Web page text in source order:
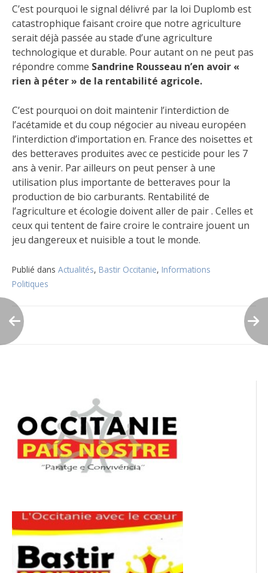
C’est pourquoi le signal délivré par la loi Duplomb est
catastrophique faisant croire que notre agriculture
serait déjà passée au stade d’une agriculture
technologique et durable. Pour autant on ne peut pas
répondre comme Sandrine Rousseau n’en avoir «
rien à péter » de la rentabilité agricole.
C’est pourquoi on doit maintenir l’interdiction de
l’acétamide et du coup négocier au niveau européen
l’interdiction d’importation en. France des noisettes et
des betteraves produites avec ce pesticide pour les 7
ans à venir. Par ailleurs on peut penser à une
utilisation plus importante de betteraves pour la
production de bio carburants. Rentabilité de
l’agriculture et écologie doivent aller de pair . Celles et
ceux qui tentent de faire croire le contraire jouent un
jeu dangereux et nuisible a tout le monde.
Publié dans Actualités, Bastir Occitanie, Informations
Politiques
Navigation
de